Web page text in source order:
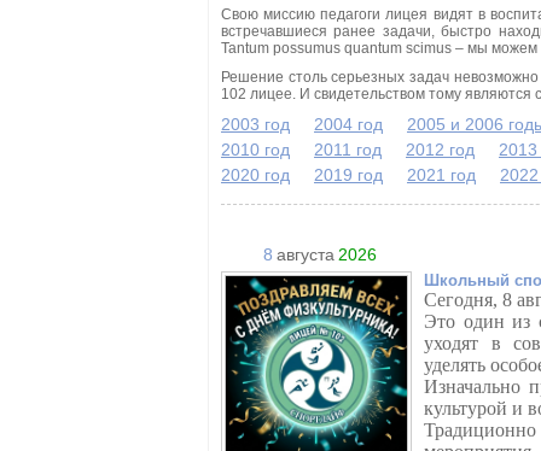
Свою миссию педагоги лицея видят в
встречавшиеся ранее задачи, быстро
Tantum possumus quantum scimus – мы
Решение столь серьезных задач
102 лицее. И свидетельством тому
2003 год 2004 год
2005 и 2006
2010 год
2011 год 2012 год
2013
2020 год
2019 год 2021 год 2022
8 августа 2026
Школьный
Сегодня, 8
Это один из
уходят в
уделять
Изначально
культурой и